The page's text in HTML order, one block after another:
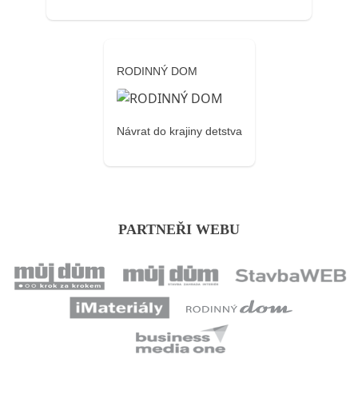
RODINNÝ DOM
Návrat do krajiny detstva
PARTNEŘI WEBU